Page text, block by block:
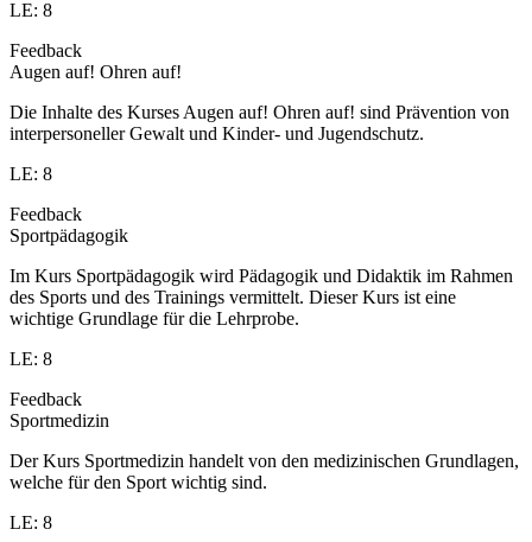
LE: 8
Feedback
Augen auf! Ohren auf!
Die Inhalte des Kurses Augen auf! Ohren auf! sind Prävention von
interpersoneller Gewalt und Kinder- und Jugendschutz.
LE: 8
Feedback
Sportpädagogik
Im Kurs Sportpädagogik wird Pädagogik und Didaktik im Rahmen
des Sports und des Trainings vermittelt. Dieser Kurs ist eine
wichtige Grundlage für die Lehrprobe.
LE: 8
Feedback
Sportmedizin
Der Kurs Sportmedizin handelt von den medizinischen Grundlagen,
welche für den Sport wichtig sind.
LE: 8